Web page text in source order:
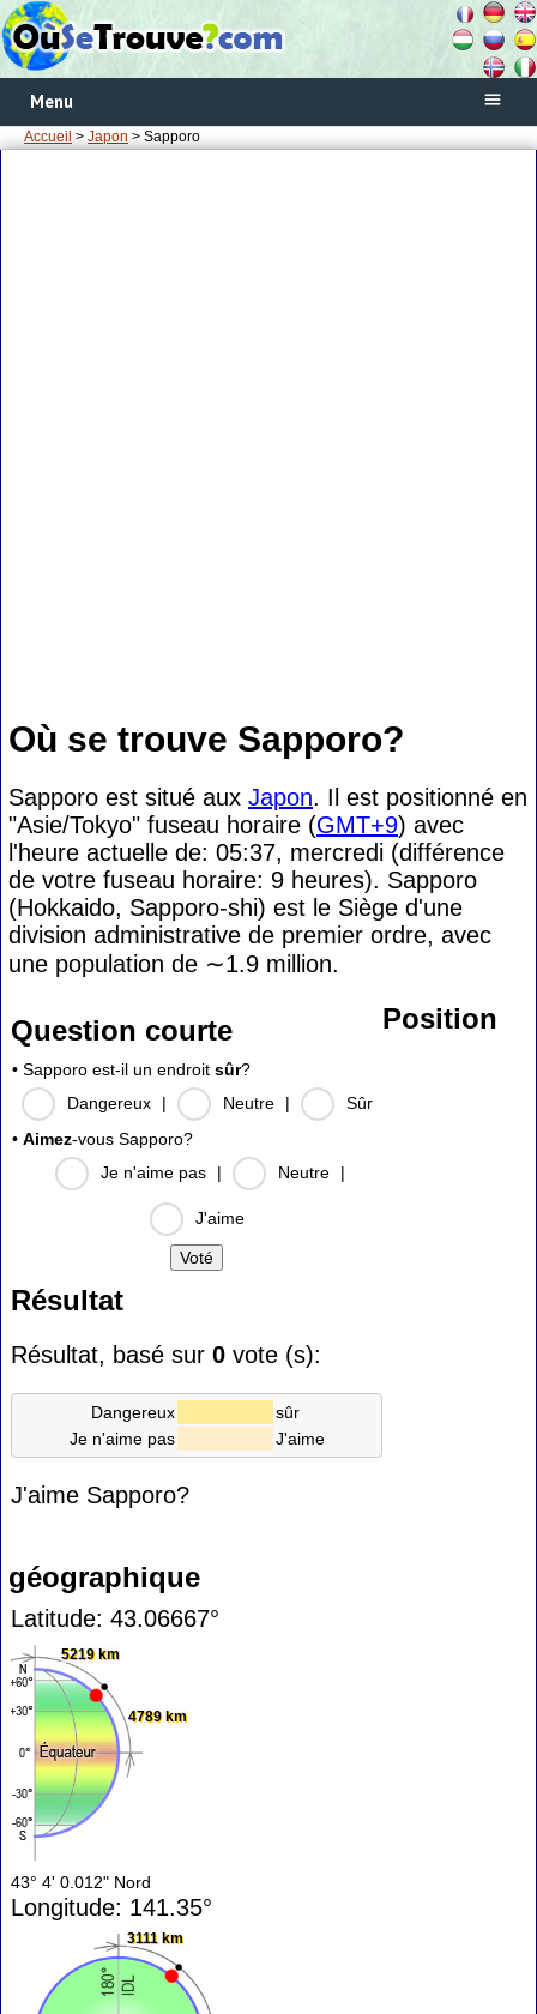
Menu
Accueil > Japon > Sapporo
Où se trouve Sapporo?
Sapporo est situé aux Japon. Il est positionné en
"Asie/Tokyo" fuseau horaire (GMT+9) avec
l'heure actuelle de: 05:37, mercredi (différence
de votre fuseau horaire: 9 heures). Sapporo
(Hokkaido, Sapporo-shi) est le Siège d'une
division administrative de premier ordre, avec
une population de ∼1.9 million.
Question courte
• Sapporo est-il un endroit sûr?
Dangereux
| Neutre |
Sûr
• Aimez-vous Sapporo?
Je n'aime pas
| Neutre |
J'aime
Résultat
Résultat, basé sur 0 vote (s):
Dangereux
sûr
Je n'aime pas
J'aime
J'aime Sapporo?
Position
géographique
Latitude: 43.06667°
5219 km
4789 km
43° 4' 0.012" Nord
Longitude: 141.35°
3111 km